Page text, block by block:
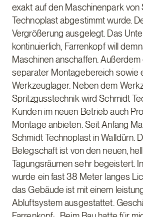
exakt auf den Maschinenpark von
Technoplast abgestimmt wurde.
Vergrößerung ausgelegt. Das
kontinuierlich, Farrenkopf will
Maschinen anschaffen.
separater Montagebereich sowie
Werkzeuglager. Neben dem
Spritzgusstechnik wird Schmidt
Kunden im neuen Betrieb auch
Montage anbieten. Seit Anfang
Schmidt Technoplast in Walldürn.
Belegschaft ist von den neuen,
Tagungsräumen sehr begeistert.
wurde ein fast 38 Meter langes
das Gebäude ist mit einem
Abluftsystem ausgestattet.